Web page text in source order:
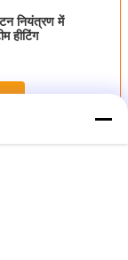
नियंत्रण में
हीटिंग